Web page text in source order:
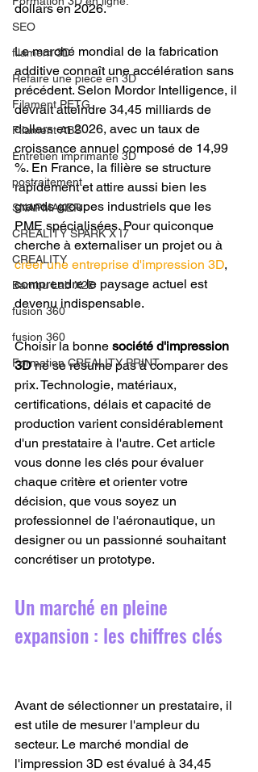
SEO
filament 3D
Refaire une piece en 3D
Filament PETG
Filament ABS
Entretien imprimante 3D
postraitement
SNAPMAKER
CRÉALITY SPARK X I7
CREALITY
Bambu Lab X2D
fusion 360
fusion 360
Formation CREALITY PRINT
dollars en 2026.
Le marché mondial de la fabrication
additive connaît une accélération sans
précédent. Selon Mordor Intelligence, il
devrait atteindre 34,45 milliards de
dollars en 2026, avec un taux de
croissance annuel composé de 14,99
%. En France, la filière se structure
rapidement et attire aussi bien les
grands groupes industriels que les
PME spécialisées. Pour quiconque
cherche à externaliser un projet ou à
créer une entreprise d'impression 3D,
comprendre le paysage actuel est
devenu indispensable.
Choisir la bonne société d'impression
3D ne se résume pas à comparer des
prix. Technologie, matériaux,
certifications, délais et capacité de
production varient considérablement
d'un prestataire à l'autre. Cet article
vous donne les clés pour évaluer
chaque critère et orienter votre
décision, que vous soyez un
professionnel de l'aéronautique, un
designer ou un passionné souhaitant
concrétiser un prototype.
Un marché en pleine
expansion : les chiffres clés
Avant de sélectionner un prestataire, il
est utile de mesurer l'ampleur du
secteur. Le marché mondial de
l'impression 3D est évalué à 34,45